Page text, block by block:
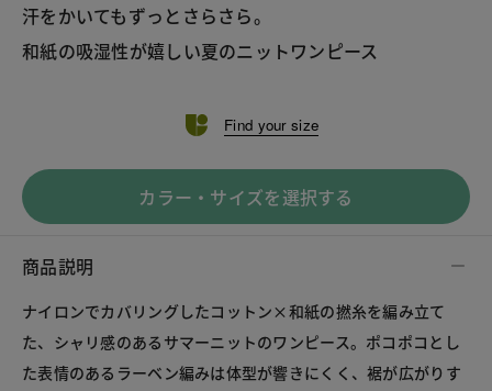
汗をかいてもずっとさらさら。
和紙の吸湿性が嬉しい夏のニットワンピース
Find your size
カラー・サイズを選択する
商品説明
ナイロンでカバリングしたコットン×和紙の撚糸を編み立て
た、シャリ感のあるサマーニットのワンピース。ポコポコとし
た表情のあるラーベン編みは体型が響きにくく、裾が広がりす
LINE X メール